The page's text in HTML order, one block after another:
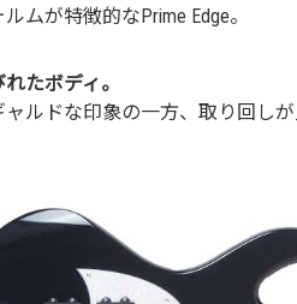
ムが特徴的なPrime Edge。
たボディ。
ャルドな印象の一方、取り回し